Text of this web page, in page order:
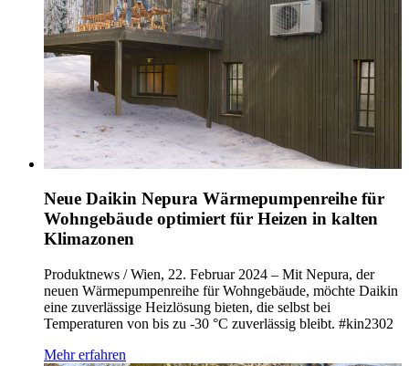
Neue Daikin Nepura Wärmepumpenreihe für
Wohngebäude optimiert für Heizen in kalten
Klimazonen
Produktnews / Wien, 22. Februar 2024 – Mit Nepura, der
neuen Wärmepumpenreihe für Wohngebäude, möchte Daikin
eine zuverlässige Heizlösung bieten, die selbst bei
Temperaturen von bis zu -30 °C zuverlässig bleibt. #kin2302
Mehr erfahren